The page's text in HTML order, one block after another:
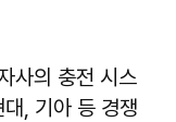
사의 충전 시스
, 기아 등 경쟁